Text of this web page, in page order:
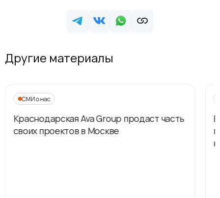
Другие материалы
СМИ о нас
Краснодарская Ava Group продаст часть
своих проектов в Москве